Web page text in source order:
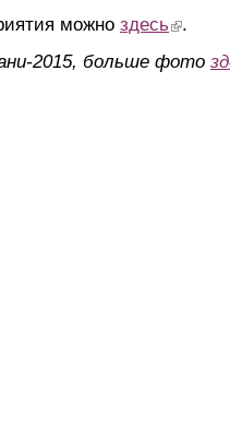
можно здесь (link is
.
2015, больше фото